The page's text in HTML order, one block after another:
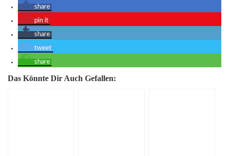
share
pin it
share
tweet
share
Das Könnte Dir Auch Gefallen: